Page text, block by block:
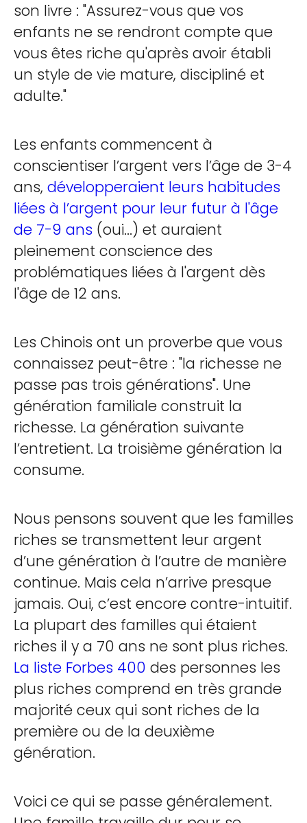
son livre : "Assurez-vous que vos
enfants ne se rendront compte que
vous êtes riche qu'après avoir établi
un style de vie mature, discipliné et
adulte."
Les enfants commencent à
conscientiser l’argent vers l’âge de 3-4
ans, développeraient leurs habitudes
liées à l’argent pour leur futur à l'âge
de 7-9 ans (oui...) et auraient
pleinement conscience des
problématiques liées à l'argent dès
l'âge de 12 ans.
Les Chinois ont un proverbe que vous
connaissez peut-être : "la richesse ne
passe pas trois générations". Une
génération familiale construit la
richesse. La génération suivante
l’entretient. La troisième génération la
consume.
Nous pensons souvent que les familles
riches se transmettent leur argent
d’une génération à l’autre de manière
continue. Mais cela n’arrive presque
jamais. Oui, c’est encore contre-intuitif.
La plupart des familles qui étaient
riches il y a 70 ans ne sont plus riches.
La liste Forbes 400 des personnes les
plus riches comprend en très grande
majorité ceux qui sont riches de la
première ou de la deuxième
génération.
Voici ce qui se passe généralement.